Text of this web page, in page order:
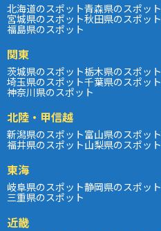
北海道のスポット青森県のスポット
宮城県のスポット秋田県のスポット
福島県のスポット
関東
茨城県のスポット栃木県のスポット
埼玉県のスポット千葉県のスポット
神奈川県のスポット
北陸・甲信越
新潟県のスポット富山県のスポット
福井県のスポット山梨県のスポット
東海
岐阜県のスポット静岡県のスポット
三重県のスポット
近畿